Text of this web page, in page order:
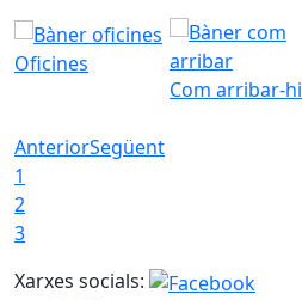
Oficines
Com arribar-hi
AnteriorSegüent
1
2
3
Xarxes socials: